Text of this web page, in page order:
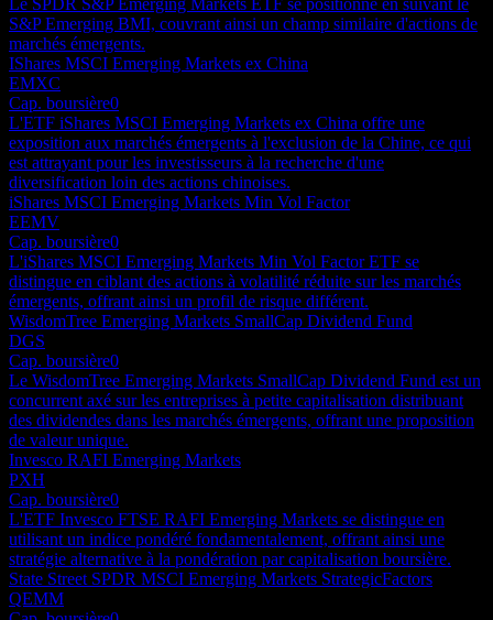
S&P Emerging BMI, couvrant ainsi un champ similaire d'actions de
marchés émergents.
IShares MSCI Emerging Markets ex China
EMXC
Cap. boursière0
L'ETF iShares MSCI Emerging Markets ex China offre une
exposition aux marchés émergents à l'exclusion de la Chine, ce qui
est attrayant pour les investisseurs à la recherche d'une
diversification loin des actions chinoises.
iShares MSCI Emerging Markets Min Vol Factor
EEMV
Cap. boursière0
L'iShares MSCI Emerging Markets Min Vol Factor ETF se
distingue en ciblant des actions à volatilité réduite sur les marchés
émergents, offrant ainsi un profil de risque différent.
WisdomTree Emerging Markets SmallCap Dividend Fund
DGS
Cap. boursière0
Le WisdomTree Emerging Markets SmallCap Dividend Fund est un
concurrent axé sur les entreprises à petite capitalisation distribuant
des dividendes dans les marchés émergents, offrant une proposition
de valeur unique.
Invesco RAFI Emerging Markets
PXH
Cap. boursière0
L'ETF Invesco FTSE RAFI Emerging Markets se distingue en
utilisant un indice pondéré fondamentalement, offrant ainsi une
stratégie alternative à la pondération par capitalisation boursière.
State Street SPDR MSCI Emerging Markets StrategicFactors
QEMM